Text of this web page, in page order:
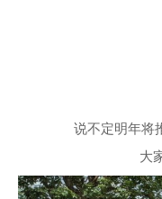
说不定明年将
大